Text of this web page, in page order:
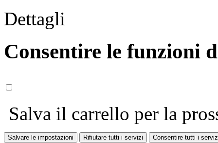
Dettagli
Consentire le funzioni
Salva il carrello per la
Salvare le impostazioni Rifiutare tutti i servizi Consentire tutti i